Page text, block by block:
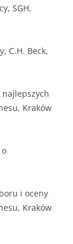
SGH,
C.H. Beck,
najlepszych
Kraków
i oceny
Kraków